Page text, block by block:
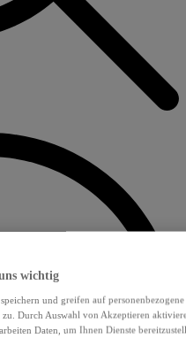
wichtig
und greifen auf
Durch Auswahl von Akzeptieren
Daten, um Ihnen Dienste